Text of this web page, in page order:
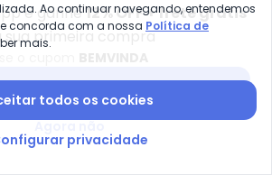
Cativa - Blusa de Manga Curta
em
Blusa (Off White) em
Malha de Viscose
e ganhe12% OFF + frete grátis
sua primeira compra
Ao continuar navegando, entendemos
concorda com a nossa Política de
mais.
todos os cookies
privacidade